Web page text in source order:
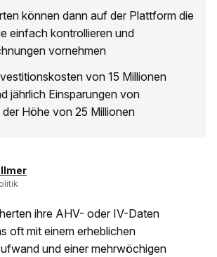
können dann auf der Plattform die
einfach kontrollieren und
vornehmen
von 15 Millionen
jährlich Einsparungen von
Höhe von 25 Millionen
ihre AHV- oder IV-Daten
oft mit einem erheblichen
und einer mehrwöchigen